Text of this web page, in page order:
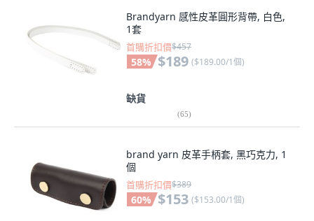
Brandyarn 感性皮革圓形背帶, 白色,
1套
首購折扣價$457
58% $189 ($189.00/1個)
缺貨
(65)
brand yarn 皮革手柄套, 黑巧克力, 1
個
首購折扣價$389
60% $153 ($153.00/1個)